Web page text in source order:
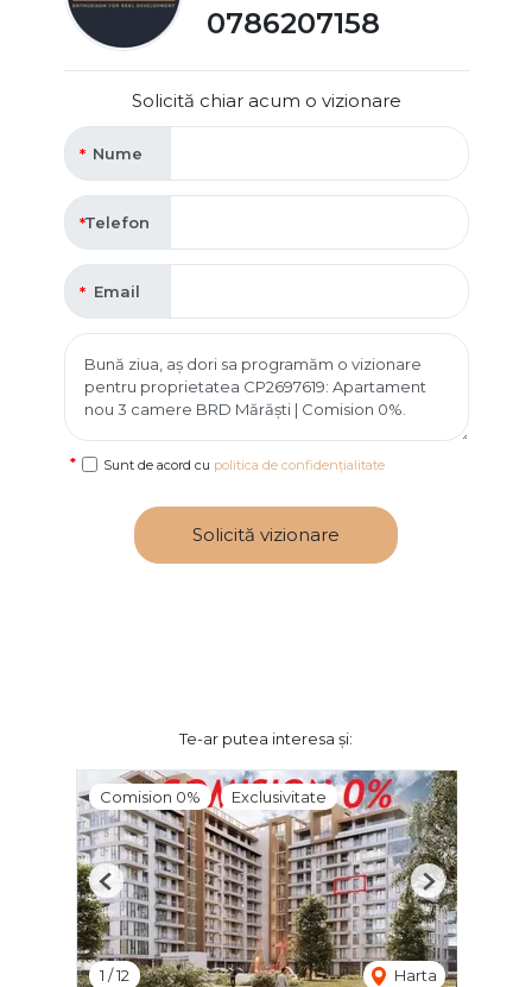
0786207158
Solicită chiar acum o vizionare
Nume
Telefon
Email
Sunt de acord cu politica de confidențialitate
Solicită vizionare
Te-ar putea interesa și:
Comision 0% Exclusivitate
1 /12 Harta
Previous Next